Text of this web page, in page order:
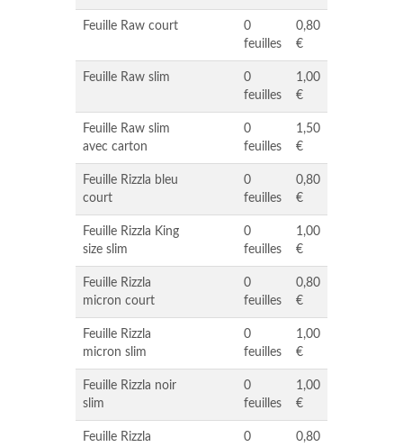
Feuille Raw court
0
feuilles
0,80
€
Feuille Raw slim
0
feuilles
1,00
€
Feuille Raw slim
avec carton
0
feuilles
1,50
€
Feuille Rizzla bleu
court
0
feuilles
0,80
€
Feuille Rizzla King
size slim
0
feuilles
1,00
€
Feuille Rizzla
micron court
0
feuilles
0,80
€
Feuille Rizzla
micron slim
0
feuilles
1,00
€
Feuille Rizzla noir
slim
0
feuilles
1,00
€
Feuille Rizzla
0
0,80